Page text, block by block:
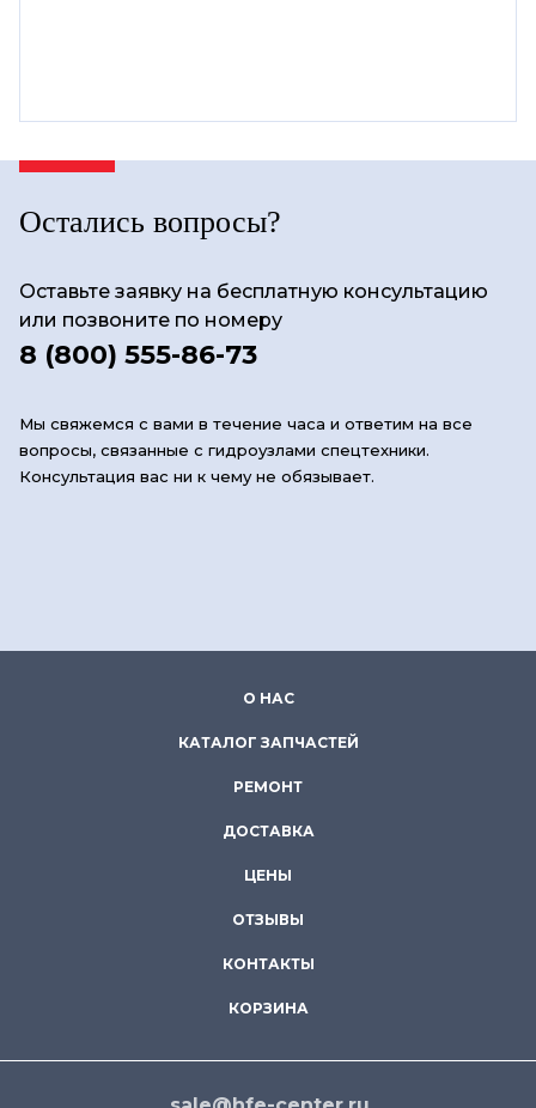
Остались вопросы?
Оставьте заявку на бесплатную консультацию
или позвоните по номеру
8 (800) 555-86-73
Мы свяжемся с вами в течение часа и ответим на все
вопросы, связанные с гидроузлами спецтехники.
Консультация вас ни к чему не обязывает.
О НАС
КАТАЛОГ ЗАПЧАСТЕЙ
РЕМОНТ
ДОСТАВКА
ЦЕНЫ
ОТЗЫВЫ
КОНТАКТЫ
КОРЗИНА